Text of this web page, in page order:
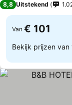
8,8 Uitstekend
Van € 101
Bekijk prijzen van